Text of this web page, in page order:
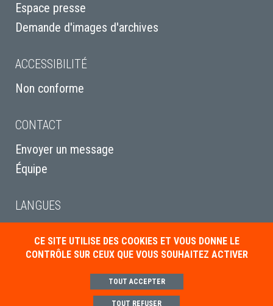
Espace presse
Demande d'images d'archives
ACCESSIBILITÉ
Non conforme
CONTACT
Envoyer un message
Équipe
LANGUES
Italiano
CE SITE UTILISE DES COOKIES ET VOUS DONNE LE
CONTRÔLE SUR CEUX QUE VOUS SOUHAITEZ ACTIVER
TOUT ACCEPTER
TOUT REFUSER